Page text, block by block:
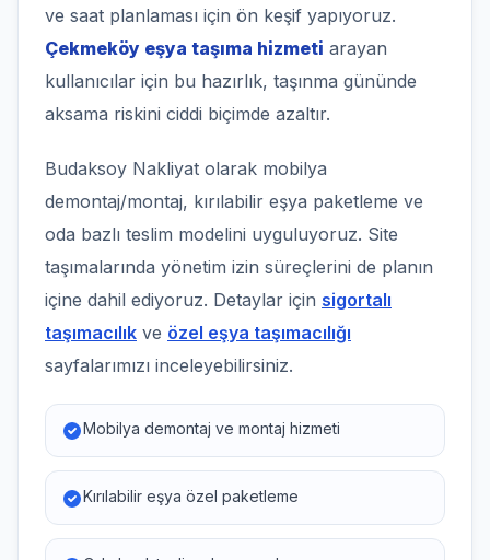
ve saat planlaması için ön keşif yapıyoruz.
Çekmeköy eşya taşıma hizmeti arayan
kullanıcılar için bu hazırlık, taşınma gününde
aksama riskini ciddi biçimde azaltır.
Budaksoy Nakliyat olarak mobilya
demontaj/montaj, kırılabilir eşya paketleme ve
oda bazlı teslim modelini uyguluyoruz. Site
taşımalarında yönetim izin süreçlerini de planın
içine dahil ediyoruz. Detaylar için sigortalı
taşımacılık ve özel eşya taşımacılığı
sayfalarımızı inceleyebilirsiniz.
Mobilya demontaj ve montaj hizmeti
Kırılabilir eşya özel paketleme